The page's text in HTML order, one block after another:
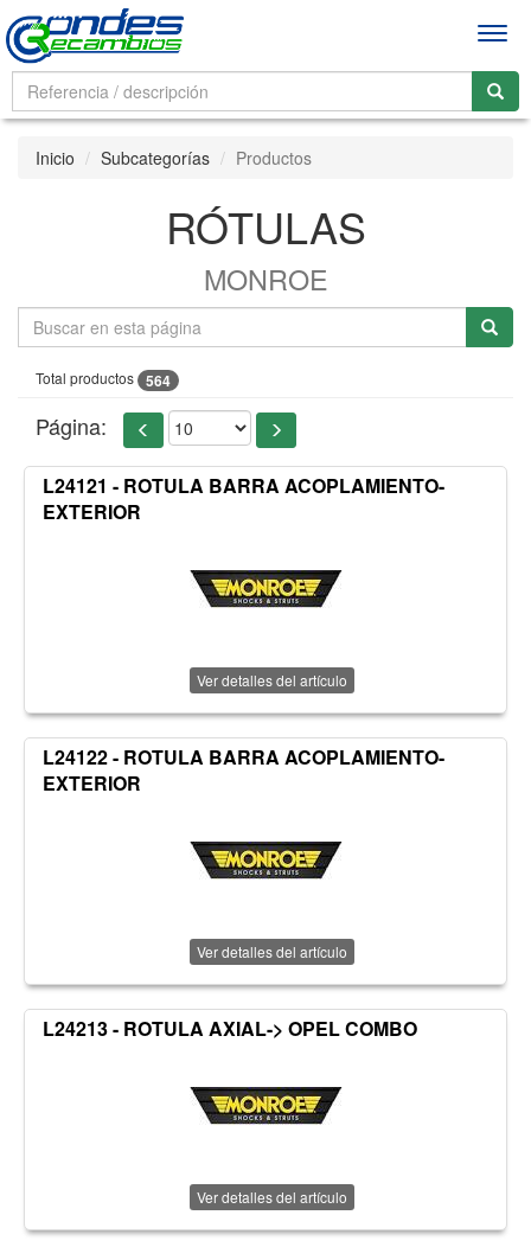
Inicio Subcategorías Productos
RÓTULAS
MONROE
Total productos 564
Página:
L24121 - ROTULA BARRA ACOPLAMIENTO-
EXTERIOR
Ver detalles del artículo
L24122 - ROTULA BARRA ACOPLAMIENTO-
EXTERIOR
Ver detalles del artículo
L24213 - ROTULA AXIAL-> OPEL COMBO
Ver detalles del artículo